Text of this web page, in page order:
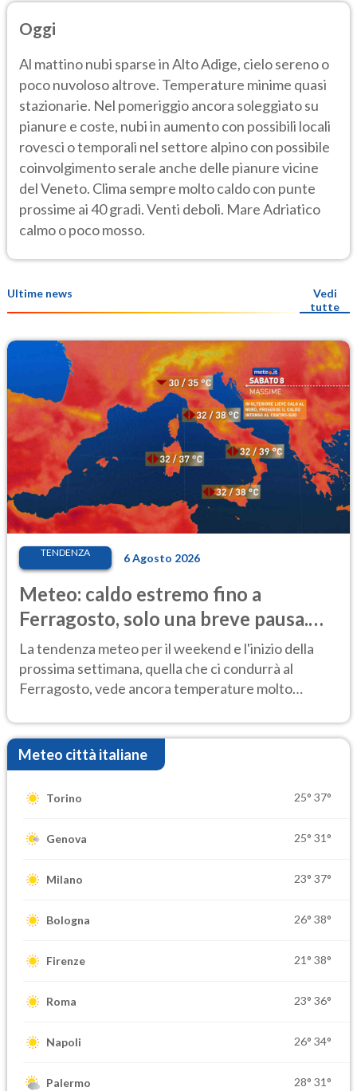
Oggi
Al mattino nubi sparse in Alto Adige, cielo sereno o
poco nuvoloso altrove. Temperature minime quasi
stazionarie. Nel pomeriggio ancora soleggiato su
pianure e coste, nubi in aumento con possibili locali
rovesci o temporali nel settore alpino con possibile
coinvolgimento serale anche delle pianure vicine
del Veneto. Clima sempre molto caldo con punte
prossime ai 40 gradi. Venti deboli. Mare Adriatico
calmo o poco mosso.
Ultime news
Vedi
tutte
TENDENZA 6 Agosto 2026
Meteo: caldo estremo fino a
Ferragosto, solo una breve pausa.
Ecco dove
La tendenza meteo per il weekend e l'inizio della
prossima settimana, quella che ci condurrà al
Ferragosto, vede ancora temperature molto
Meteo città italiane
Torino 25° 37°
Genova 25° 31°
Milano 23° 37°
Bologna 26° 38°
Firenze 21° 38°
Roma 23° 36°
Napoli 26° 34°
Palermo 28° 31°